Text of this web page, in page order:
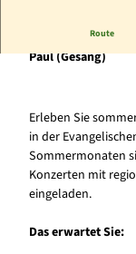
Route
Duo tonArt
Paul (Gesang)
Erleben Sie
in der
Sommermonaten
Konzerten mit
eingeladen.
Das erwartet Sie: